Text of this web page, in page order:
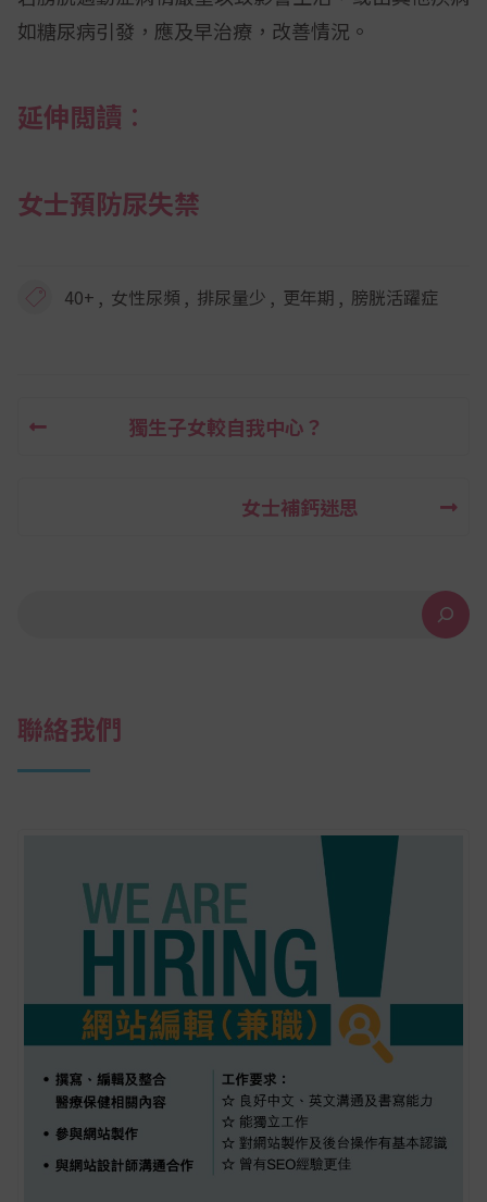
如糖尿病引發，應及早治療，改善情況。
延伸閲讀︰
女士預防尿失禁
40+ , 女性尿頻 , 排尿量少 , 更年期 , 膀胱活躍症
獨生子女較自我中心？
女士補鈣迷思
聯絡我們